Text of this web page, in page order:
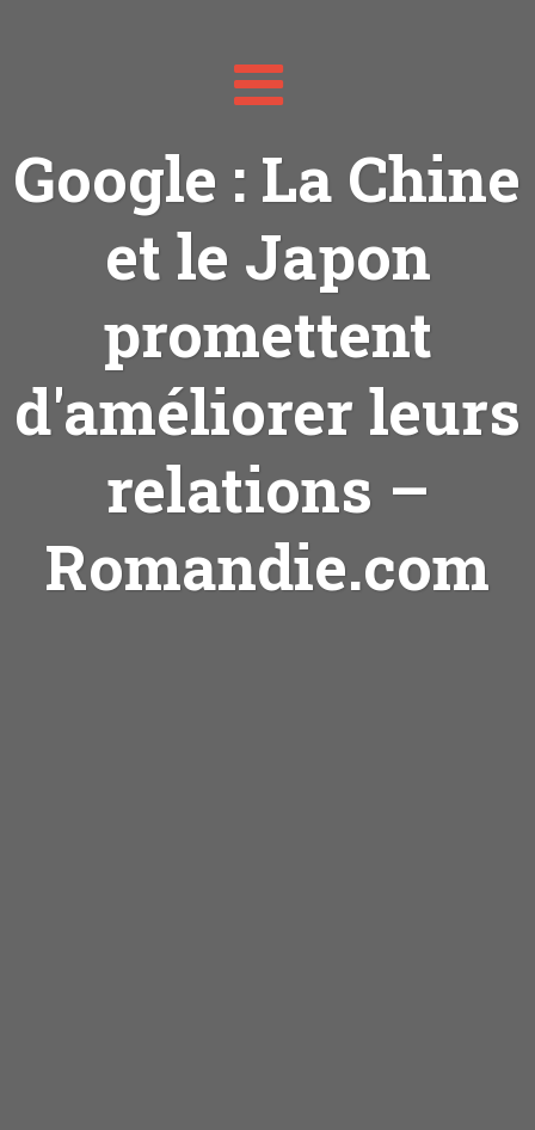
Toggle
navigation
Google : La Chine
et le Japon
promettent
d'améliorer leurs
relations –
Romandie.com